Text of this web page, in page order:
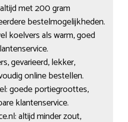
met 200 gram
bestelmogelijkheden.
koelvers als warm, goed
gevarieerd, lekker,
online bestellen.
goede portiegroottes,
klantenservice.
altijd minder zout,